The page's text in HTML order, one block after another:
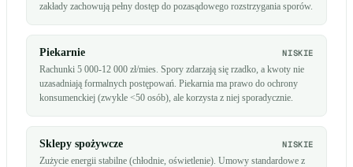
zakłady zachowują pełny dostęp do pozasądowego rozstrzygania sporów.
Piekarnie NISKIE
Rachunki 5 000-12 000 zł/mies. Spory zdarzają się rzadko, a kwoty nie
uzasadniają formalnych postępowań. Piekarnia ma prawo do ochrony
konsumenckiej (zwykle <50 osób), ale korzysta z niej sporadycznie.
Sklepy spożywcze NISKIE
Zużycie energii stabilne (chłodnie, oświetlenie). Umowy standardowe z